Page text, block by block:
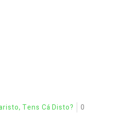
Tens Cá Disto?
0